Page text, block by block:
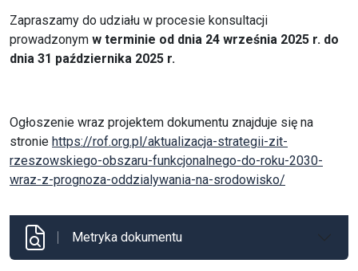
Zapraszamy do udziału w procesie konsultacji
prowadzonym w terminie od dnia 24 września 2025 r. do
dnia 31 października 2025 r.
Ogłoszenie wraz projektem dokumentu znajduje się na
stronie https://rof.org.pl/aktualizacja-strategii-zit-
rzeszowskiego-obszaru-funkcjonalnego-do-roku-2030-
wraz-z-prognoza-oddzialywania-na-srodowisko/
Metryka dokumentu